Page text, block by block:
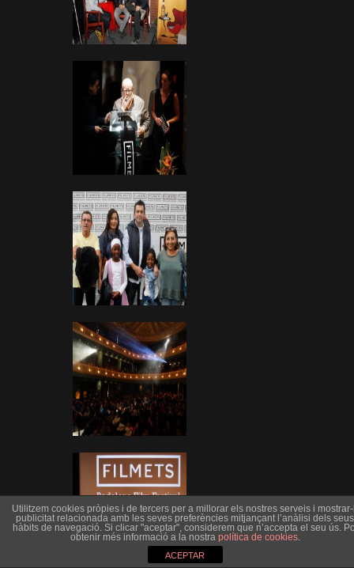
Utilitzem cookies pròpies i de tercers per a millorar els nostres serveis i
publicitat relacionada amb les seves preferències mitjançant l’anàlisi dels seus
hàbits de navegació. Si clicar "aceptar", considerem que n’accepta el seu ús.
obtenir més informació a la nostra política de cookies.
ACEPTAR